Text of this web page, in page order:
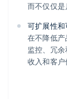
而不仅仅是
可扩展性
在不降低产
监控、冗
收入和客户